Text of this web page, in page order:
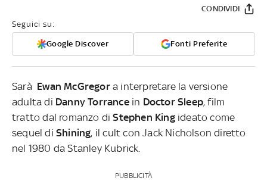
Seguici su:
Google Discover Fonti Preferite
CONDIVIDI
Sarà Ewan McGregora interpretare la versione
adulta di Danny Torrancein Doctor Sleep, film
tratto dal romanzo diStephen Kingideato come
sequel di Shining, il cult con Jack Nicholson diretto
nel 1980 da Stanley Kubrick.
PUBBLICITÀ